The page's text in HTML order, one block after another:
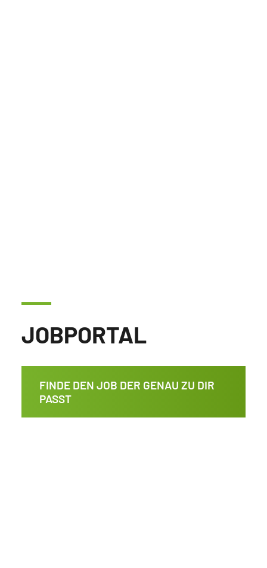
JOBPORTAL
FINDE DEN JOB DER GENAU ZU DIR
PASST